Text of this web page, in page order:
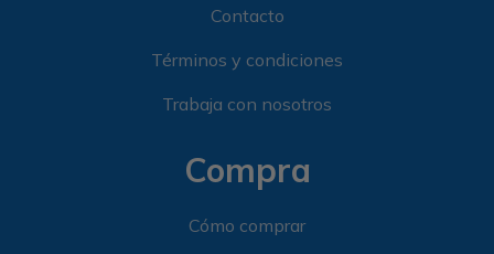
Contacto
Términos y condiciones
Trabaja con nosotros
Compra
Cómo comprar